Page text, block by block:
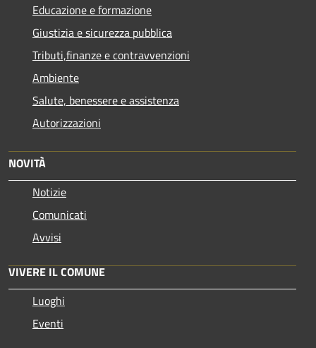
Educazione e formazione
Giustizia e sicurezza pubblica
Tributi,finanze e contravvenzioni
Ambiente
Salute, benessere e assistenza
Autorizzazioni
NOVITÀ
Notizie
Comunicati
Avvisi
VIVERE IL COMUNE
Luoghi
Eventi